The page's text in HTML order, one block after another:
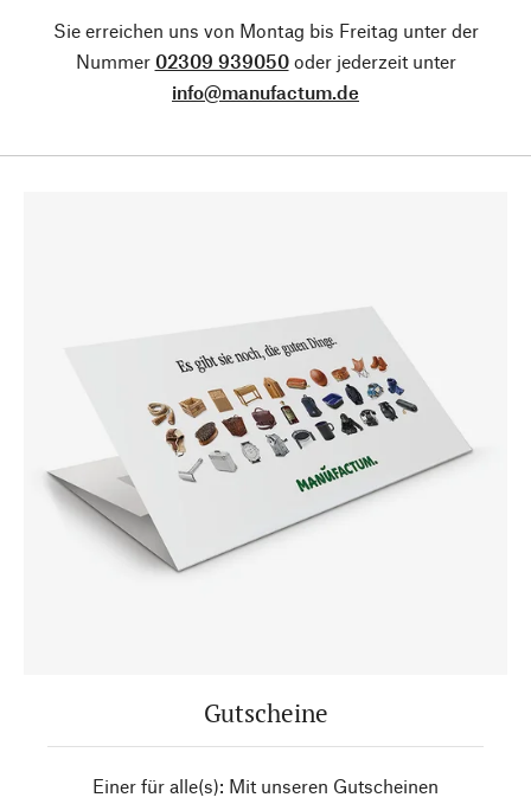
Sie erreichen uns von Montag bis Freitag unter der
Nummer 02309 939050oder jederzeit unter
info@manufactum.de
Gutscheine
Einer für alle(s): Mit unseren Gutscheinen